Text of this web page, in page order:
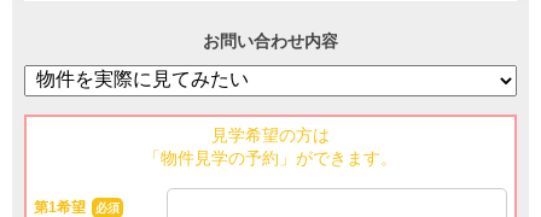
お問い合わせ内容
見学希望の方は
「物件見学の予約」ができます。
第1希望 必須